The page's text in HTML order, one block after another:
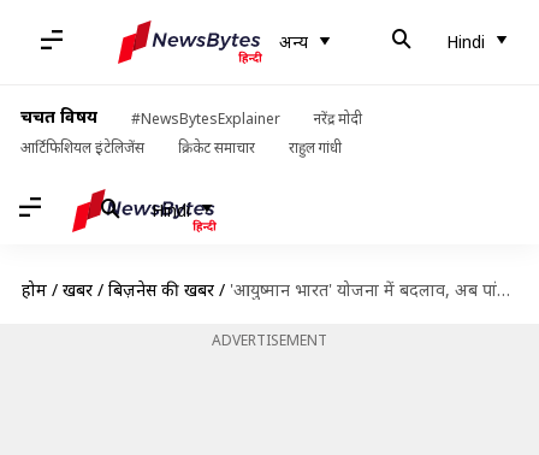
अन्य Hindi
चर्चित विषय #NewsBytesExplainer
नरेंद्र मोदी
आर्टिफिशियल इंटेलिजेंस
क्रिकेट समाचार राहुल गांधी
Hindi
होम / खबरें / बिज़नेस की खबरें / 'आयुष्मान भारत' योजना में बदलाव, अब पांच लाख रुपये से ज्यादा का करा सकेंगे इलाज
ADVERTISEMENT